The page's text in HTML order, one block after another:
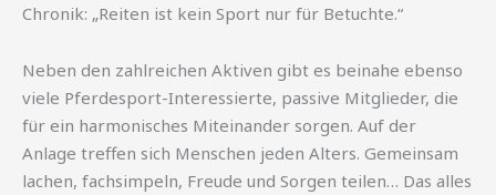
Chronik: „Reiten ist kein Sport nur für Betuchte.“
Neben den zahlreichen Aktiven gibt es beinahe ebenso
viele Pferdesport-Interessierte, passive Mitglieder, die
für ein harmonisches Miteinander sorgen. Auf der
Anlage treffen sich Menschen jeden Alters. Gemeinsam
lachen, fachsimpeln, Freude und Sorgen teilen… Das alles